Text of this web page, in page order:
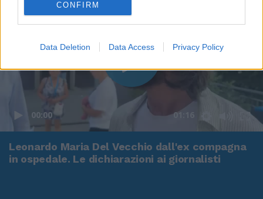
CONFIRM
Data Deletion Data Access Privacy Policy
00:00 01:16
Leonardo Maria Del Vecchio dall'ex compagna
in ospedale. Le dichiarazioni ai giornalisti